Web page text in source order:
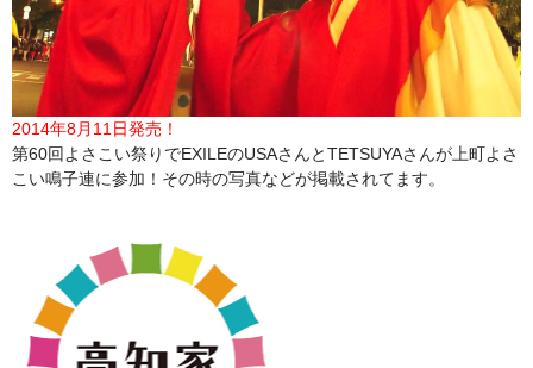
2014年8月11日発売！
第60回よさこい祭りでEXILEのUSAさんとTETSUYAさんが上町よさ
こい鳴子連に参加！その時の写真などが掲載されてます。